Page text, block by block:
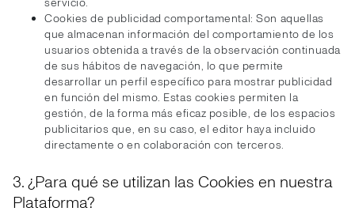
Cookies de publicidad comportamental: Son aquellas
que almacenan información del comportamiento de los
usuarios obtenida a través de la observación continuada
de sus hábitos de navegación, lo que permite
desarrollar un perfil específico para mostrar publicidad
en función del mismo. Estas cookies permiten la
gestión, de la forma más eficaz posible, de los espacios
publicitarios que, en su caso, el editor haya incluido
directamente o en colaboración con terceros.
3. ¿Para qué se utilizan las Cookies en nuestra
Plataforma?